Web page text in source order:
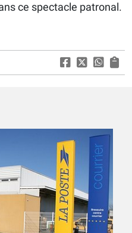
ce spectacle patronal.